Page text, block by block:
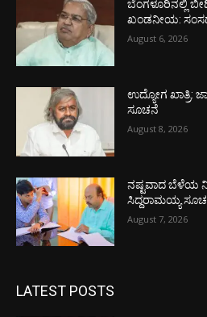
ಬೆಂಗಳೂರಿನಲ್ಲಿ
ಖಂಡನೀಯ:
August 6, 2026
ಉದ್ಯೋಗ ಖಾತ್ರಿ:
ಸೂಚನೆ
August 8, 2026
ನಷ್ಟವಾದ ಬೆಳೆಯ
ಸಿದ್ದರಾಮಯ್ಯ
August 7, 2026
LATEST POSTS